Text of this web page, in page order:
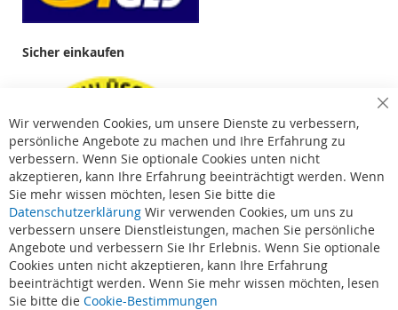
Sicher einkaufen
Suchbegriffe
Wir verwenden Cookies, um unsere Dienste zu verbessern,
persönliche Angebote zu machen und Ihre Erfahrung zu
verbessern. Wenn Sie optionale Cookies unten nicht
akzeptieren, kann Ihre Erfahrung beeinträchtigt werden. Wenn
Sie mehr wissen möchten, lesen Sie bitte die
Datenschutzerklärung Wir verwenden Cookies, um uns zu
verbessern unsere Dienstleistungen, machen Sie persönliche
Angebote und verbessern Sie Ihr Erlebnis. Wenn Sie optionale
Cookies unten nicht akzeptieren, kann Ihre Erfahrung
beeinträchtigt werden. Wenn Sie mehr wissen möchten, lesen
Sie bitte die Cookie-Bestimmungen